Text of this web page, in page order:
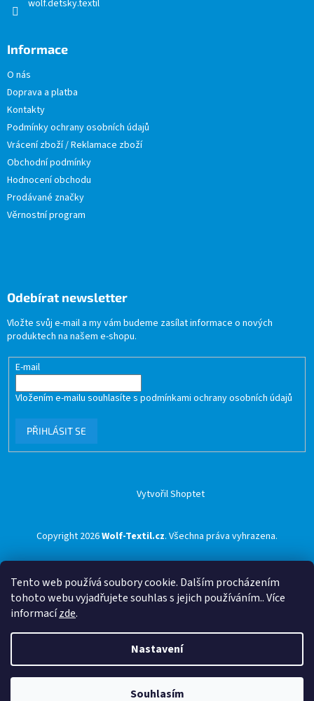
Tento web používá soubory cookie. Dalším procházením
tohoto webu vyjadřujete souhlas s jejich používáním.. Více
informacízde.
Nastavení
Souhlasím
wolf.detsky.textil
Informace
O nás
Doprava a platba
Kontakty
Podmínky ochrany osobních údajů
Vrácení zboží / Reklamace zboží
Obchodní podmínky
Hodnocení obchodu
Prodávané značky
Věrnostní program
Odebírat newsletter
Vložte svůj e-mail a my vám budeme zasílat informace o nových
produktech na našem e-shopu.
E-mail
Vložením e-mailu souhlasíte s podmínkami ochrany osobních údajů
PŘIHLÁSIT SE
Vytvořil Shoptet
Copyright 2026Wolf-Textil.cz. Všechna práva vyhrazena.